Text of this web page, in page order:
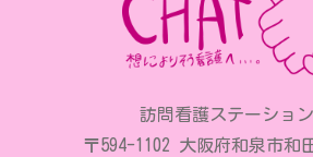
訪問看護ステーション
〒594-1102 大阪府和泉市和